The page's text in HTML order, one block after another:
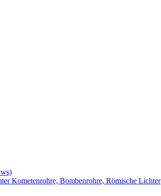
Kometenrohre, Bombenrohre, Römische Lichter